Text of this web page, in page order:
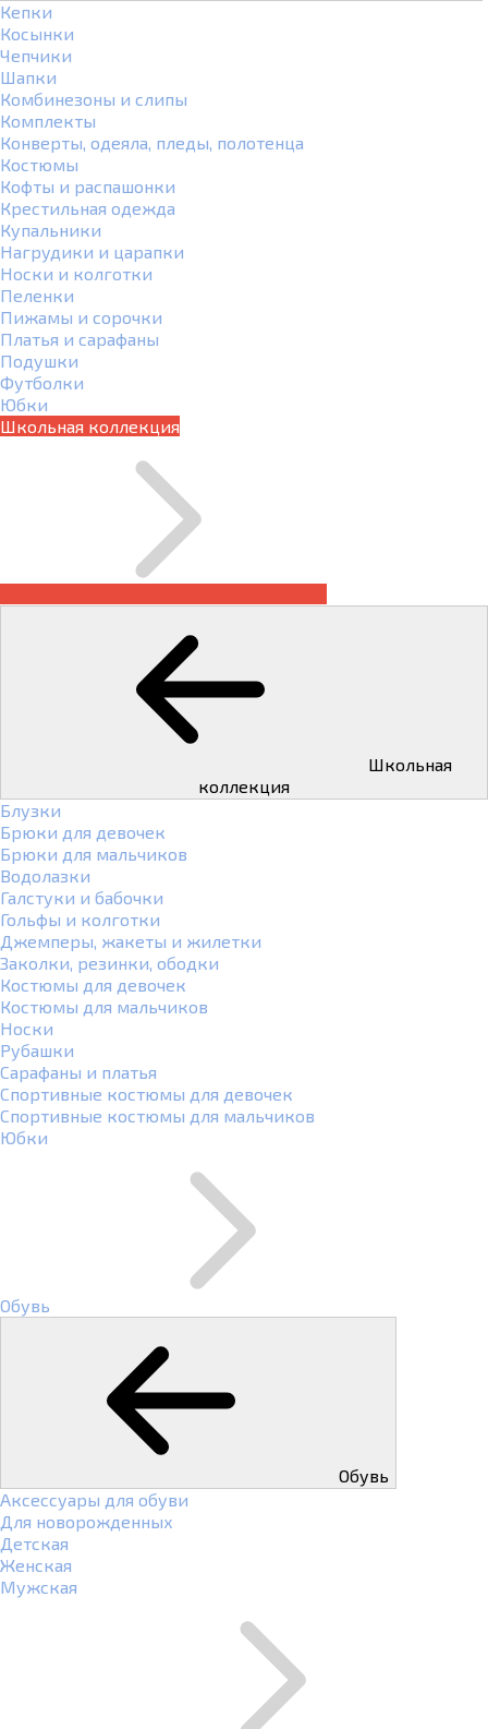
Кепки
Косынки
Чепчики
Шапки
Комбинезоны и слипы
Комплекты
Конверты, одеяла, пледы, полотенца
Костюмы
Кофты и распашонки
Крестильная одежда
Купальники
Нагрудики и царапки
Носки и колготки
Пеленки
Пижамы и сорочки
Платья и сарафаны
Подушки
Футболки
Юбки
Школьная коллекция
коллекция
Блузки
Брюки для девочек
Брюки для мальчиков
Водолазки
Галстуки и бабочки
Гольфы и колготки
Джемперы, жакеты и жилетки
Заколки, резинки, ободки
Костюмы для девочек
Костюмы для мальчиков
Носки
Рубашки
Сарафаны и платья
Спортивные костюмы для девочек
Спортивные костюмы для мальчиков
Юбки
Обувь
Обувь
Аксессуары для обуви
Для новорожденных
Детская
Женская
Мужская